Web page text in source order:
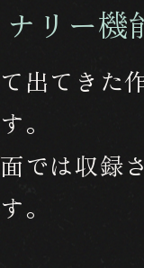
リー機
出てきた
。
では収録
。